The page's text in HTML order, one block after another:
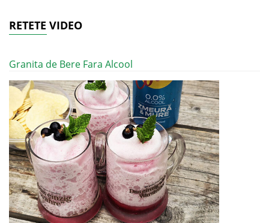
RETETE VIDEO
Granita de Bere Fara Alcool